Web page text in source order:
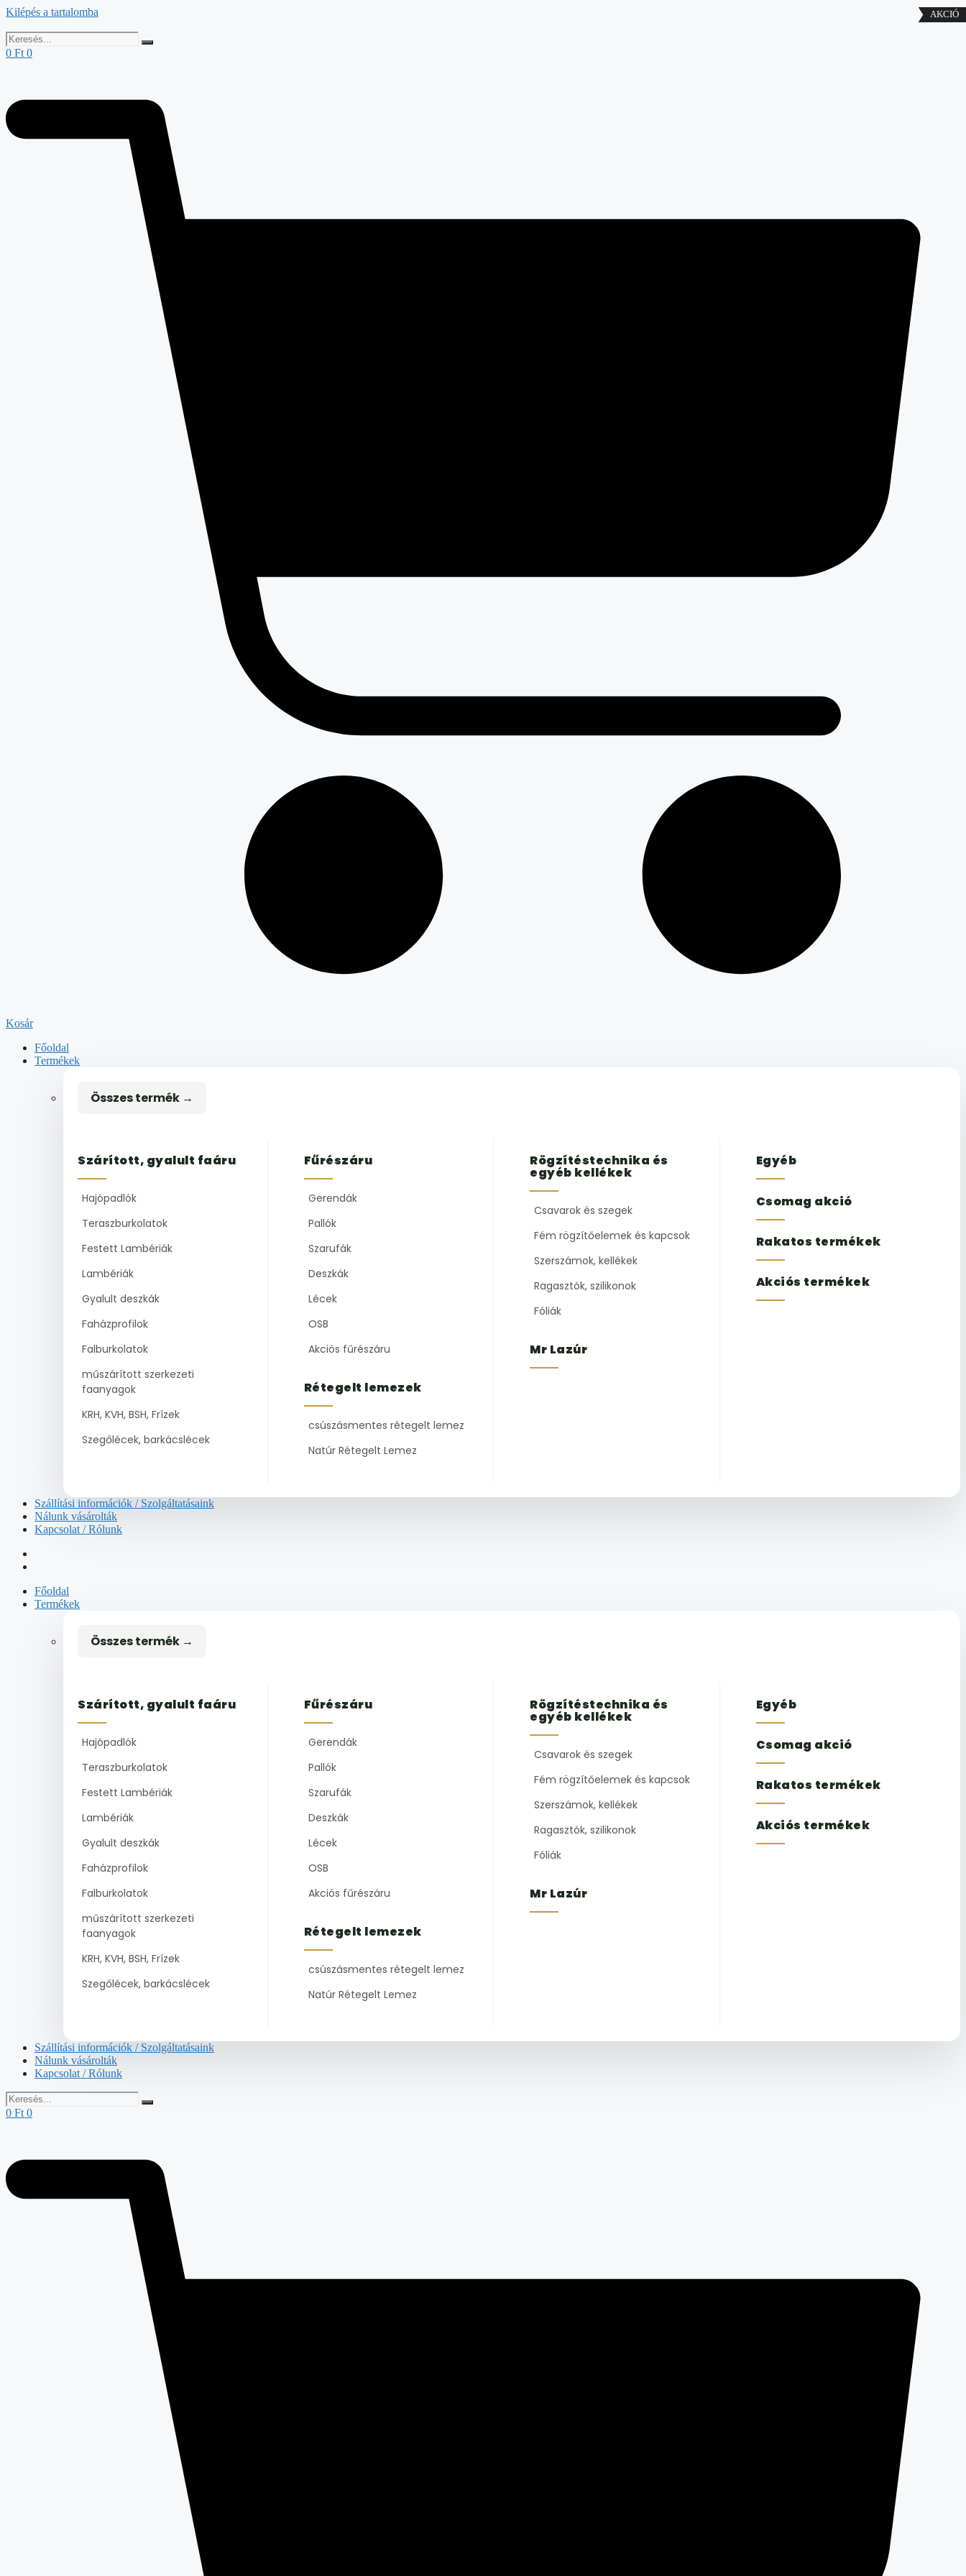
Kilépés a tartalomba
0 Ft 0
Kosár
Főoldal
Termékek
Összes termék →
Szárított, gyalult faáru
Hajópadlók
Teraszburkolatok
Festett Lambériák
Lambériák
Gyalult deszkák
Faházprofilok
Falburkolatok
műszárított szerkezeti
faanyagok
KRH, KVH, BSH, Frízek
Szegőlécek, barkácslécek
Fűrészáru
Gerendák
Pallók
Szarufák
Deszkák
Lécek
OSB
Akciós fűrészáru
Rétegelt lemezek
csúszásmentes rétegelt lemez
Natúr Rétegelt Lemez
Rögzítéstechnika és
egyéb kellékek
Csavarok és szegek
Fém rögzítőelemek és kapcsok
Szerszámok, kellékek
Ragasztók, szilikonok
Fóliák
Mr Lazúr
Egyéb
Csomag akció
Rakatos termékek
Akciós termékek
Szállítási információk / Szolgáltatásaink
Nálunk vásárolták
Kapcsolat / Rólunk
Főoldal
Termékek
Összes termék →
Szárított, gyalult faáru
Hajópadlók
Teraszburkolatok
Festett Lambériák
Lambériák
Gyalult deszkák
Faházprofilok
Falburkolatok
műszárított szerkezeti
faanyagok
KRH, KVH, BSH, Frízek
Szegőlécek, barkácslécek
Fűrészáru
Gerendák
Pallók
Szarufák
Deszkák
Lécek
OSB
Akciós fűrészáru
Rétegelt lemezek
csúszásmentes rétegelt lemez
Natúr Rétegelt Lemez
Rögzítéstechnika és
egyéb kellékek
Csavarok és szegek
Fém rögzítőelemek és kapcsok
Szerszámok, kellékek
Ragasztók, szilikonok
Fóliák
Mr Lazúr
Egyéb
Csomag akció
Rakatos termékek
Akciós termékek
Szállítási információk / Szolgáltatásaink
Nálunk vásárolták
Kapcsolat / Rólunk
0 Ft 0